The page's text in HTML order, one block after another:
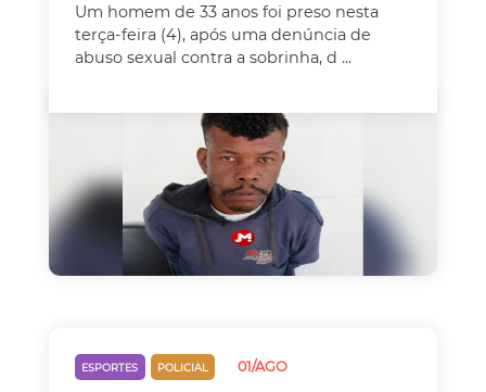
Um homem de 33 anos foi preso nesta
terça-feira (4), após uma denúncia de
abuso sexual contra a sobrinha, d ...
ESPORTES POLICIAL 01/AGO